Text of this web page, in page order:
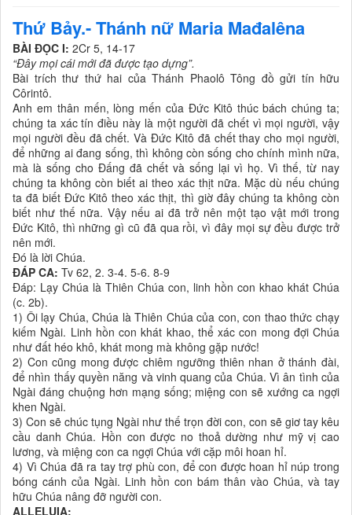
Thứ Bảy.- Thánh nữ Maria Mađalêna
BÀI ĐỌC I: 2Cr 5, 14-17
“Đây mọi cái mới đã được tạo dựng”.
Bài trích thư thứ hai của Thánh Phaolô Tông đồ gửi tín hữu
Côrintô.
Anh em thân mến, lòng mến của Đức Kitô thúc bách chúng ta;
chúng ta xác tín điều này là một người đã chết vì mọi người, vậy
mọi người đều đã chết. Và Đức Kitô đã chết thay cho mọi người,
để những ai đang sống, thì không còn sống cho chính mình nữa,
mà là sống cho Đấng đã chết và sống lại vì họ. Vì thế, từ nay
chúng ta không còn biết ai theo xác thịt nữa. Mặc dù nếu chúng
ta đã biết Đức Kitô theo xác thịt, thì giờ đây chúng ta không còn
biết như thế nữa. Vậy nếu ai đã trở nên một tạo vật mới trong
Đức Kitô, thì những gì cũ đã qua rồi, vì đây mọi sự đều được trở
nên mới.
Đó là lời Chúa.
ĐÁP CA: Tv 62, 2. 3-4. 5-6. 8-9
Đáp: Lạy Chúa là Thiên Chúa con, linh hồn con khao khát Chúa
(c. 2b).
1) Ôi lạy Chúa, Chúa là Thiên Chúa của con, con thao thức chạy
kiếm Ngài. Linh hồn con khát khao, thể xác con mong đợi Chúa
như đất héo khô, khát mong mà không gặp nước!
2) Con cũng mong được chiêm ngưỡng thiên nhan ở thánh đài,
để nhìn thấy quyền năng và vinh quang của Chúa. Vì ân tình của
Ngài đáng chuộng hơn mạng sống; miệng con sẽ xướng ca ngợi
khen Ngài.
3) Con sẽ chúc tụng Ngài như thế trọn đời con, con sẽ giơ tay kêu
cầu danh Chúa. Hồn con được no thoả dường như mỹ vị cao
lương, và miệng con ca ngợi Chúa với cặp môi hoan hỉ.
4) Vì Chúa đã ra tay trợ phù con, để con được hoan hỉ núp trong
bóng cánh của Ngài. Linh hồn con bám thân vào Chúa, và tay
hữu Chúa nâng đỡ người con.
ALLELUIA: